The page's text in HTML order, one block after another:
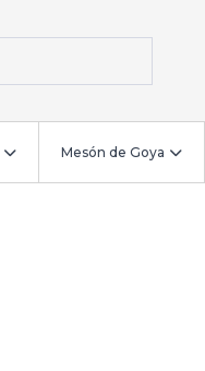
Mesón de Goya